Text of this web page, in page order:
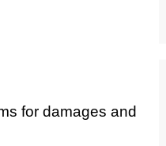
for damages and